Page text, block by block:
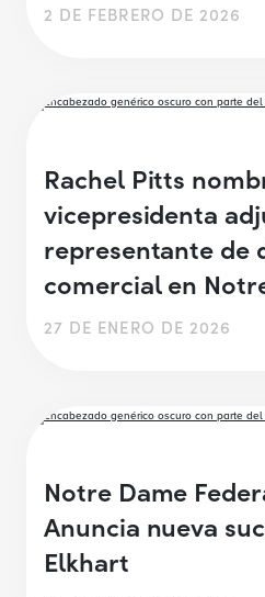
2 DE FEBRERO DE 2026
Rachel Pitts
vicepresidenta
representante de
comercial en
27 DE ENERO DE 2026
Notre Dame
Anuncia nueva
Elkhart